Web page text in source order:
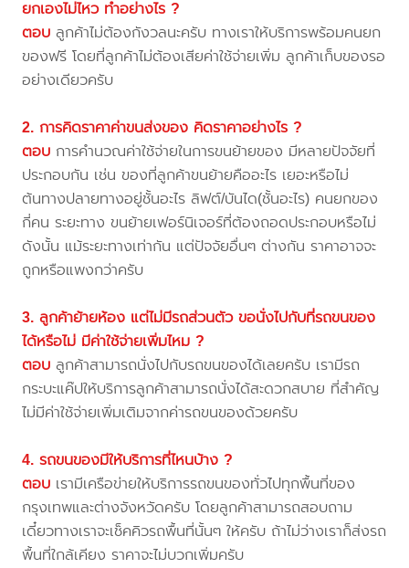
ยกเองไม่ไหว ทำอย่างไร ?
ตอบ ลูกค้าไม่ต้องกังวลนะครับ ทางเราให้บริการพร้อมคนยก
ของฟรี โดยที่ลูกค้าไม่ต้องเสียค่าใช้จ่ายเพิ่ม ลูกค้าเก็บของรอ
อย่างเดียวครับ
2. การคิดราคาค่าขนส่งของ คิดราคาอย่างไร ?
ตอบ การคำนวณค่าใช้จ่ายในการขนย้ายของ มีหลายปัจจัยที่
ประกอบกัน เช่น ของที่ลูกค้าขนย้ายคืออะไร เยอะหรือไม่
ต้นทางปลายทางอยู่ชั้นอะไร ลิฟต์/บันได(ชั้นอะไร) คนยกของ
กี่คน ระยะทาง ขนย้ายเฟอร์นิเจอร์ที่ต้องถอดประกอบหรือไม่
ดังนั้น แม้ระยะทางเท่ากัน แต่ปัจจัยอื่นๆ ต่างกัน ราคาอาจจะ
ถูกหรือแพงกว่าครับ
3. ลูกค้าย้ายห้อง แต่ไม่มีรถส่วนตัว ขอนั่งไปกับที่รถขนของ
ได้หรือไม่ มีค่าใช้จ่ายเพิ่มไหม ?
ตอบ ลูกค้าสามารถนั่งไปกับรถขนของได้เลยครับ เรามีรถ
กระบะแค๊ปให้บริการลูกค้าสามารถนั่งได้สะดวกสบาย ที่สำคัญ
ไม่มีค่าใช้จ่ายเพิ่มเติมจากค่ารถขนของด้วยครับ
4. รถขนของมีให้บริการที่ไหนบ้าง ?
ตอบ เรามีเครือข่ายให้บริการรถขนของทั่วไปทุกพื้นที่ของ
กรุงเทพและต่างจังหวัดครับ โดยลูกค้าสามารถสอบถาม
เดี๋ยวทางเราจะเช็คคิวรถพื้นที่นั้นๆ ให้ครับ ถ้าไม่ว่างเราก็ส่งรถ
พื้นที่ใกล้เคียง ราคาจะไม่บวกเพิ่มครับ